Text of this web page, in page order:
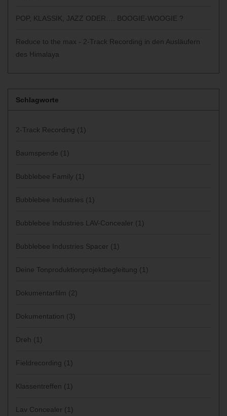
POP, KLASSIK, JAZZ ODER…. BOOGIE-WOOGIE ?
Reduce to the max - 2-Track Recording in den Ausläufern
des Himalaya
Schlagworte
2-Track Recording (1)
Baumspende (1)
Bubblebee Family (1)
Bubblebee Industries (1)
Bubblebee Industries LAV-Concealer (1)
Bubblebee Industries Spacer (1)
Deine Tonproduktionprojektbegleitung (1)
Dokumentarfilm (2)
Dokumentation (3)
Dreh (1)
Fieldrecording (1)
Klassentreffen (1)
Lav Concealer (1)